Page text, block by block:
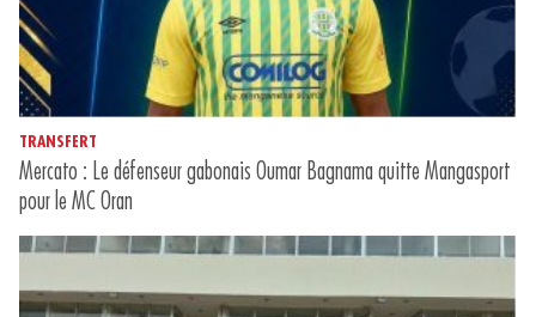
TRANSFERT
Mercato : Le défenseur gabonais Oumar Bagnama quitte Mangasport
pour le MC Oran